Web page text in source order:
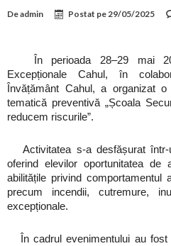
Deadmin Postat pe29/05/2025
În perioada 28–29 mai
Excepționale Cahul, în
Învățământ Cahul, a organizat
tematică preventivă „Școala
reducem riscurile”.
Activitatea s-a desfășurat într-
oferind elevilor oportunitatea de
abilitățile privind comportamentul
precum incendii, cutremure,
excepționale.
În cadrul evenimentului au fost